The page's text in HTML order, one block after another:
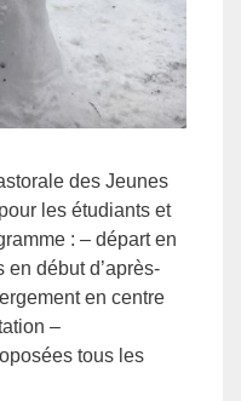
des Jeunes
les étudiants et
: – départ en
début d’après-
en centre
–
tous les